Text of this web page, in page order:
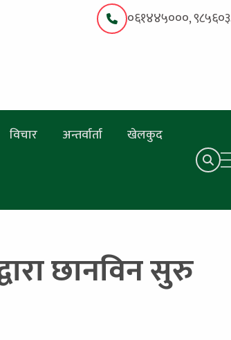
०६१४४५०००,
विचार अन्तर्वार्ता खेलकुद
छानविन सुरु